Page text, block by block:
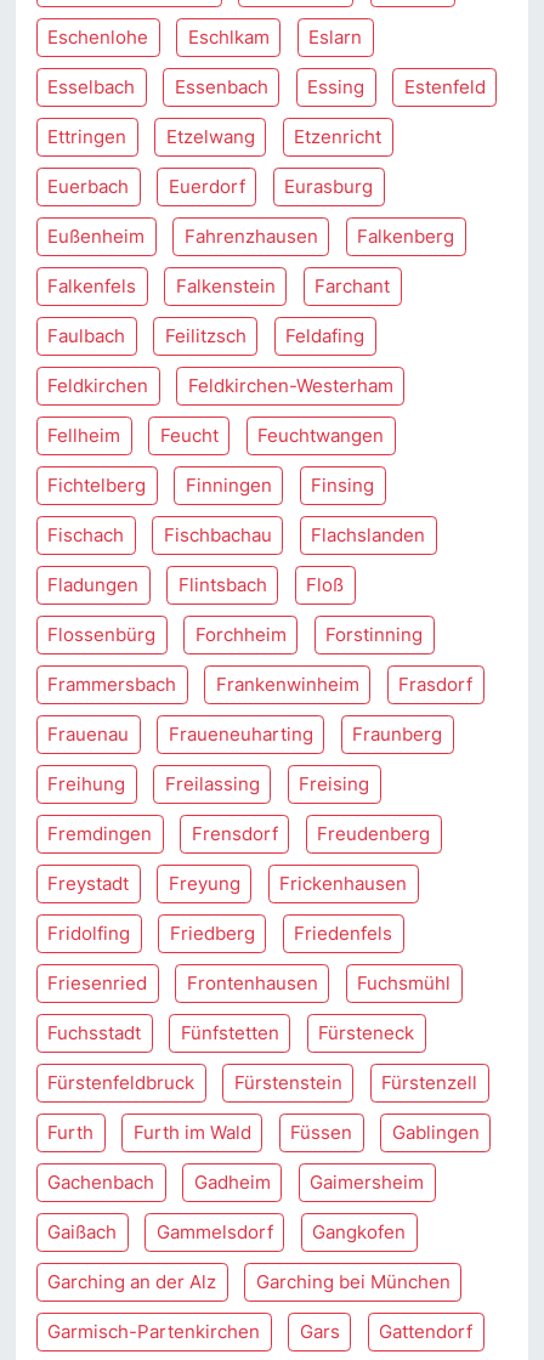
Eschenlohe Eschlkam Eslarn
Esselbach Essenbach Essing Estenfeld
Ettringen Etzelwang Etzenricht
Euerbach Euerdorf Eurasburg
Eußenheim Fahrenzhausen Falkenberg
Falkenfels Falkenstein Farchant
Faulbach Feilitzsch Feldafing
Feldkirchen Feldkirchen-Westerham
Fellheim Feucht Feuchtwangen
Fichtelberg Finningen Finsing
Fischach Fischbachau Flachslanden
Fladungen Flintsbach Floß
Flossenbürg Forchheim Forstinning
Frammersbach Frankenwinheim Frasdorf
Frauenau Fraueneuharting Fraunberg
Freihung Freilassing Freising
Fremdingen Frensdorf Freudenberg
Freystadt Freyung Frickenhausen
Fridolfing Friedberg Friedenfels
Friesenried Frontenhausen Fuchsmühl
Fuchsstadt Fünfstetten Fürsteneck
Fürstenfeldbruck Fürstenstein Fürstenzell
Furth Furth im Wald Füssen Gablingen
Gachenbach Gadheim Gaimersheim
Gaißach Gammelsdorf Gangkofen
Garching an der Alz Garching bei München
Garmisch-Partenkirchen Gars Gattendorf